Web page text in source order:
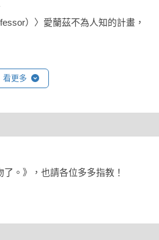
）〉愛蘭茲不為人知的計畫，
看更多
。》，也請各位多多指教！